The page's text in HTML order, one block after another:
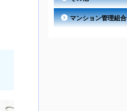
マンション管理組合